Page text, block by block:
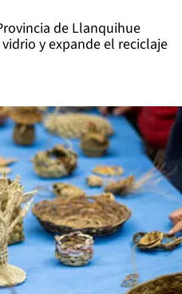
de Llanquihue
y expande el reciclaje